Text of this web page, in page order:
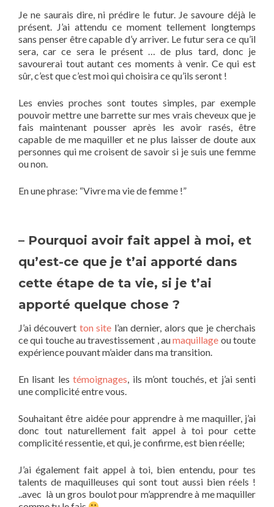
Je ne saurais dire, ni prédire le futur. Je savoure déjà le
présent. J’ai attendu ce moment tellement longtemps
sans penser être capable d’y arriver. Le futur sera ce qu’il
sera, car ce sera le présent … de plus tard, donc je
savourerai tout autant ces moments à venir. Ce qui est
sûr, c’est que c’est moi qui choisira ce qu’ils seront !
Les envies proches sont toutes simples, par exemple
pouvoir mettre une barrette sur mes vrais cheveux que je
fais maintenant pousser après les avoir rasés, être
capable de me maquiller et ne plus laisser de doute aux
personnes qui me croisent de savoir si je suis une femme
ou non.
En une phrase: “Vivre ma vie de femme !”
– Pourquoi avoir fait appel à moi, et
qu’est-ce que je t’ai apporté dans
cette étape de ta vie, si je t’ai
apporté quelque chose ?
J’ai découvert ton site l’an dernier, alors que je cherchais
ce qui touche au travestissement , aumaquillage ou toute
expérience pouvant m’aider dans ma transition.
En lisant lestémoignages, ils m’ont touchés, et j’ai senti
une complicité entre vous.
Souhaitant être aidée pour apprendre à me maquiller, j’ai
donc tout naturellement fait appel à toi pour cette
complicité ressentie, et qui, je confirme, est bien réelle;
J’ai également fait appel à toi, bien entendu, pour tes
talents de maquilleuses qui sont tout aussi bien réels !
..avec là un gros boulot pour m’apprendre à me maquiller